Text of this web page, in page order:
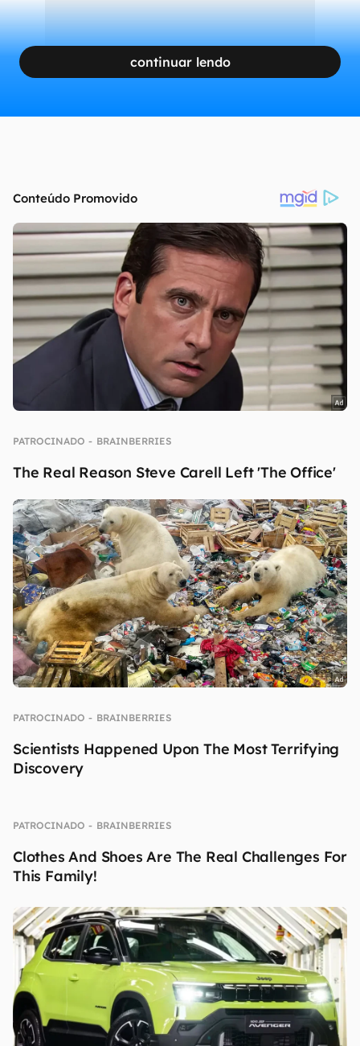
continuar lendo